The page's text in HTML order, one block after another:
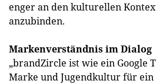
enger an den kulturellen
anzubinden.
Markenverständnis im Dialog
„brandZircle ist wie ein Google
Marke und Jugendkultur für ein